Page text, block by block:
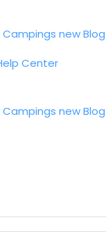
Campings newBlog
Center
Campings newBlog